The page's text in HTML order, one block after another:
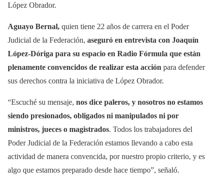
López Obrador.
Aguayo Bernal, quien tiene 22 años de carrera en el Poder
Judicial de la Federación, aseguró en entrevista con Joaquín
López-Dóriga para su espacio en Radio Fórmula que están
plenamente convencidos de realizar esta acción para defender
sus derechos contra la iniciativa de López Obrador.
“Escuché su mensaje, nos dice paleros, y nosotros no estamos
siendo presionados, obligados ni manipulados ni por
ministros, jueces o magistrados. Todos los trabajadores del
Poder Judicial de la Federación estamos llevando a cabo esta
actividad de manera convencida, por nuestro propio criterio, y es
algo que estamos preparado desde hace tiempo”, señaló.